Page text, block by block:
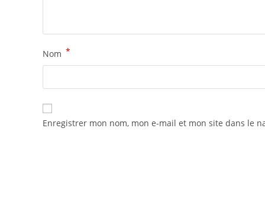
Nom *
Enregistrer mon nom, mon e-mail et mon site dans le